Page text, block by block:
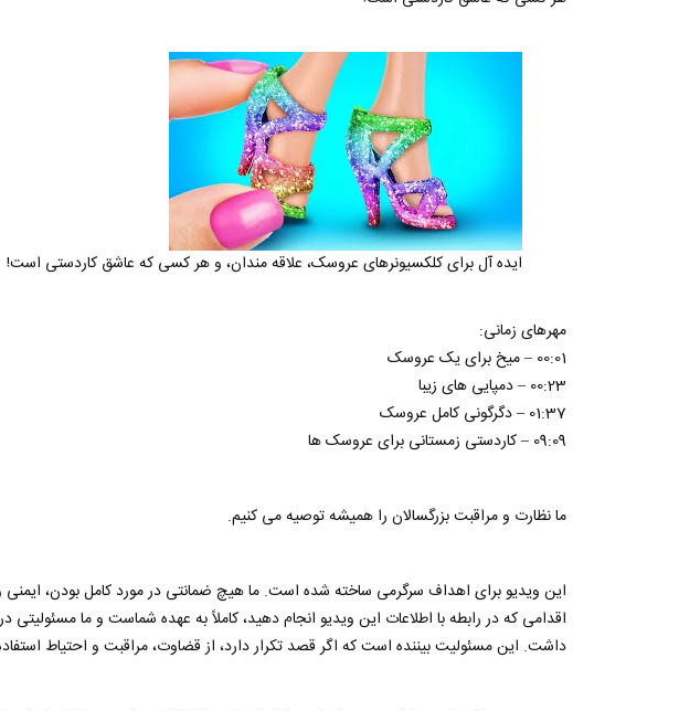
ایده آل برای کلکسیونرهای عروسک، علاقه مندان، و هر کسی که عاشق کاردستی است!
مهرهای زمانی:
00:01 – میخ برای یک عروسک
00:23 – دمپایی های زیبا
01:37 – دگرگونی کامل عروسک
09:09 – کاردستی زمستانی برای عروسک ها
ما نظارت و مراقبت بزرگسالان را همیشه توصیه می کنیم.
این ویدیو برای اهداف سرگرمی ساخته شده است. ما هیچ ضمانتی در مورد کامل بودن، ایمنی
اقدامی که در رابطه با اطلاعات این ویدیو انجام دهید، کاملاً به عهده شماست و ما
داشت. این مسئولیت بیننده است که اگر قصد تکرار دارد، از قضاوت، مراقبت و احتیاط